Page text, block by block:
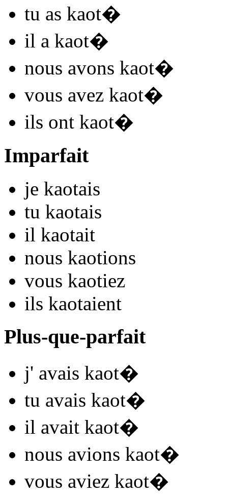
tu as kaot�
il a kaot�
nous avons kaot�
vous avez kaot�
ils ont kaot�
Imparfait
je kaotais
tu kaotais
il kaotait
nous kaotions
vous kaotiez
ils kaotaient
Plus-que-parfait
j' avais kaot�
tu avais kaot�
il avait kaot�
nous avions kaot�
vous aviez kaot�